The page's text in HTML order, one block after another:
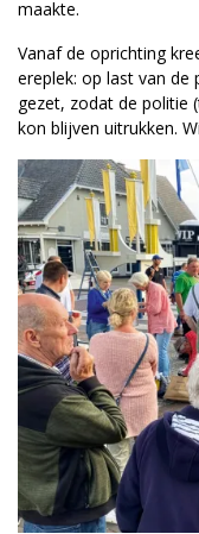
maakte.
Vanaf de oprichting
ereplek: op last van de
gezet, zodat de politie
kon blijven uitrukken.